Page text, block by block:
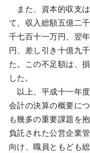
また、資本的収支
て、収入総額五億二
千七百十一万円、翌
円、差し引き十億九
た。この不足額は、
した。
以上、平成十一年
会計の決算の概要に
も幾多の重要課題を
負託された公営企業
向け、職員ともども